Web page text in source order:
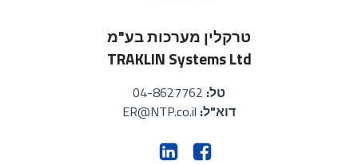
טרקלין מערכות בע"מ
TRAKLIN Systems Ltd
טל: 04-8627762
דוא"ל: ER@NTP.co.il